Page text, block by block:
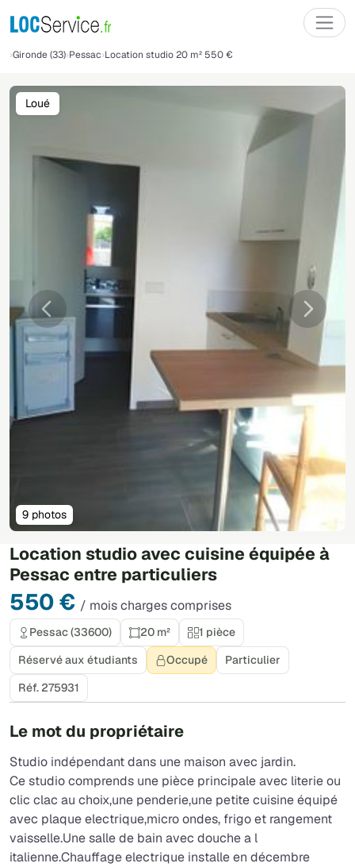
Gironde (33) Pessac Location studio 20 m² 550 €
Location studio avec cuisine équipée à
Pessac entre particuliers
550 € / mois charges comprises
Précédente
9 photos
Loué
Pessac (33600) 20 m²
1 pièce
Réservé aux étudiants
Occupé
Particulier
Réf. 275931
Le mot du propriétaire
Studio indépendant dans une maison avec jardin.
Ce studio comprends une pièce principale avec literie ou
clic clac au choix,une penderie,une petite cuisine équipé
avec plaque electrique,micro ondes, frigo et rangement
vaisselle.Une salle de bain avec douche a l
italienne.Chauffage electrique installe en décembre